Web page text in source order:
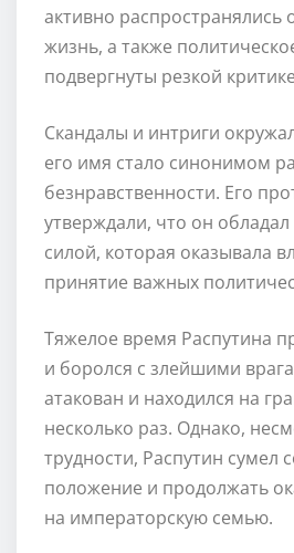
активно распространялись
жизнь, а также
подвергнуты резкой
Скандалы и интриги
его имя стало синонимом
безнравственности. Его
утверждали, что он
силой, которая оказывала
принятие важных
Тяжелое время Распутина
и боролся с злейшими
атакован и находился на
несколько раз. Однако,
трудности, Распутин сумел
положение и продолжать
на императорскую семью.